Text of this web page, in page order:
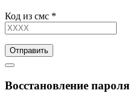
Код из смс *
Отправить
Восстановление пароля